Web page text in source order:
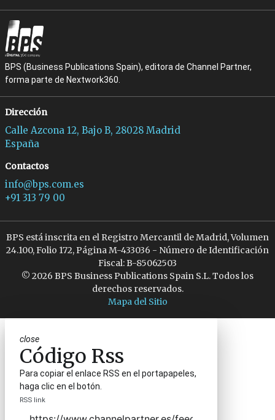
BPS (Business Publications Spain), editora de Channel Partner,
forma parte de Nextwork360.
Dirección
Calle Azcona 12, Bajo B, 28028 Madrid
España
Contactos
info@bps.com.es
+91 313 79 00
BPS está inscrita en el Registro Mercantil de Madrid, Volumen
24.100, Folio 172, Página M-433036 - Número de Identificación
Fiscal: B-85062503
© 2026 BPS Business Publications Spain S.L. Todos los
derechos reservados.
Mapa del Sitio
close
Código Rss
Para copiar el enlace RSS en el portapapeles,
haga clic en el botón.
RSS link